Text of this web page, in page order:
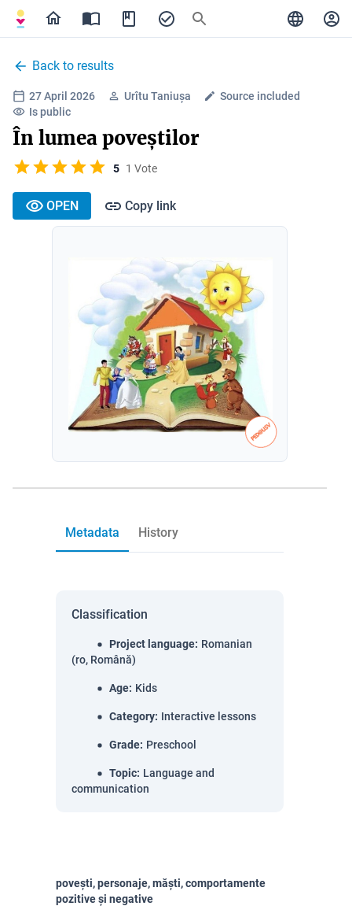
Back to results
27 April 2026 Urîtu Taniușa
Source included
Is public
În lumea poveștilor
5 1 Vote
OPEN Copy link
Metadata History
Classification
Project language: Romanian
(ro, Română)
Age: Kids
Category: Interactive lessons
Grade: Preschool
Topic: Language and
communication
povești, personaje, măști, comportamente
pozitive și negative